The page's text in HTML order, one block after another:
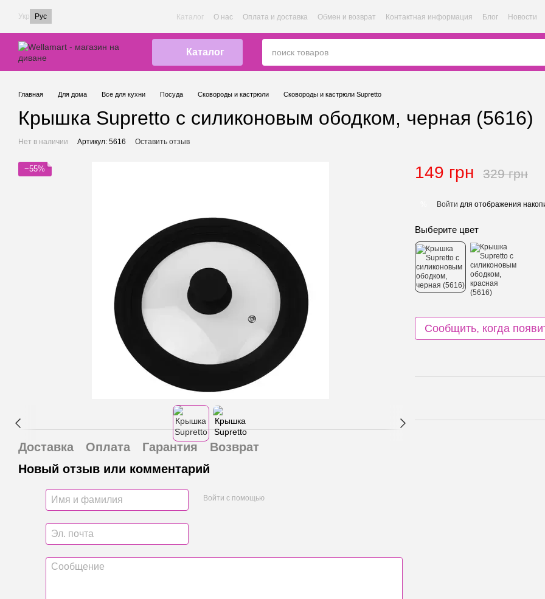
Перейти к основному контенту
Укр Рус Каталог О нас Оплата и доставка Обмен и возврат Контактная информация Блог Новости
Каталог
Главная Для дома Все для кухни Посуда Сковороды и кастрюли Сковороды и кастрюли Supretto
Крышка Supretto с силиконовым ободком, черная (5616)
Нет в наличии Артикул: 5616 Оставить отзыв
−55%
Доставка Оплата Гарантия
Возврат
Новый отзыв или комментарий
Войти с помощью
149 грн 329 грн
Войти для отображения
Выберите цвет
Сообщить, когда